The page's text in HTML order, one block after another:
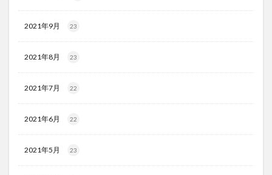
2021年9月 23
2021年8月 23
2021年7月 22
2021年6月 22
2021年5月 23